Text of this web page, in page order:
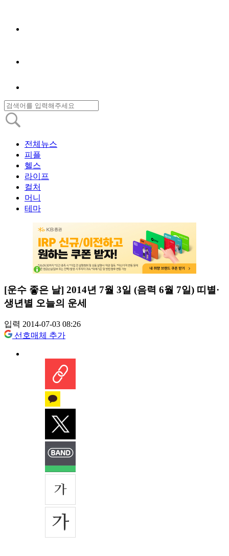
전체뉴스
피플
헬스
라이프
컬처
머니
테마
[운수 좋은 날] 2014년 7월 3일 (음력 6월 7일) 띠별·
생년별 오늘의 운세
입력 2014-07-03 08:26
선호매체 추가